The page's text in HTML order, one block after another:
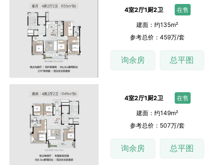
4室2厅1厨2卫 在售
建面：约135m²
参考总价：459万/套
询余房 总平图
4室2厅1厨2卫 在售
建面：约149m²
参考总价：507万/套
询余房 总平图